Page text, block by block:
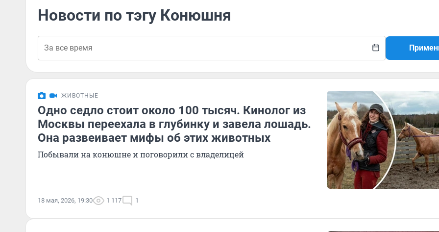
Новости по тэгу Конюшня
ЖИВОТНЫЕ
Одно седло стоит около 100 тысяч. Кинолог из
Москвы переехала в глубинку и завела лошадь.
Она развеивает мифы об этих животных
Побывали на конюшне и поговорили с владелицей
18 мая, 2026, 19:30 1 117 1